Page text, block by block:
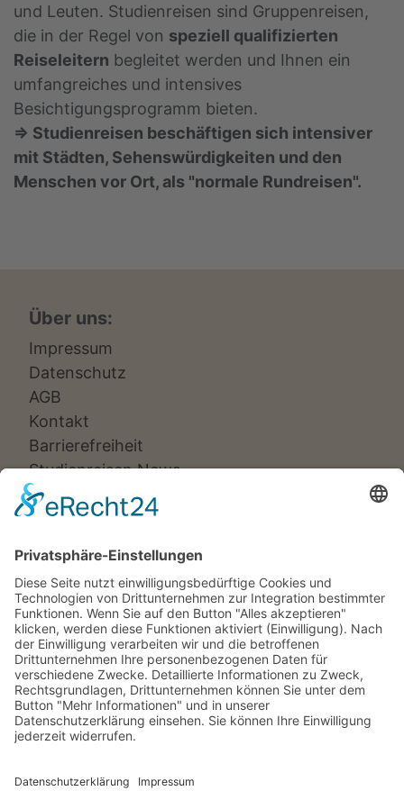
und Leuten. Studienreisen sind Gruppenreisen,
die in der Regel von speziell qualifizierten
Reiseleitern begleitet werden und Ihnen ein
umfangreiches und intensives
Besichtigungsprogramm bieten.
=> Studienreisen beschäftigen sich intensiver
mit Städten, Sehenswürdigkeiten und den
Menschen vor Ort, als "normale Rundreisen".
Über uns:
Impressum
Datenschutz
AGB
Kontakt
Barrierefreiheit
Studienreisen News
Veranstalter:
Ameropa Reisen
Bavaria Fernreisen
Berge & Meer
Gebeco
Hauser exkursionen
Meiers Weltreisen
Nicko Cruises
SKR
Studiosus